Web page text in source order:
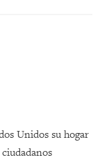
Unidos su hogar